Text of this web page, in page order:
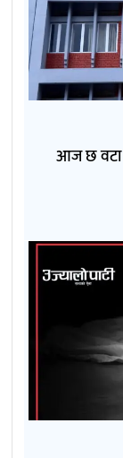
आज छ वटा